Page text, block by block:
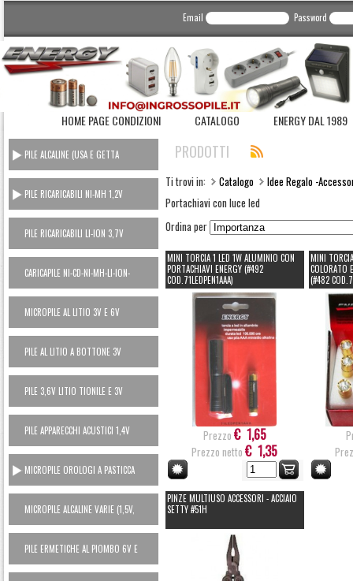
Email Password
HOME PAGE CONDIZIONI CATALOGO ENERGY DAL 1989
PILE ALCALINE (USA E GETTA
CONSUMER)
PILE RICARICABILI NI-MH 1,2V
PILE RICARICABILI LI-ION 3,7V
CARICAPILE NI-CD-NI-MH-LI-ION-
POWER BANK
MICROPILE AL LITIO 3V E 6V
PILE AL LITIO A BOTTONE 3V
PILE 3,6V LITIO TIONILE E 3V
LITIO MANGANESE (USA E GETTA)
PILE APPARECCHI ACUSTICI 1,4V
ZINCO ARIA
MICROPILE OROLOGI A PASTICCA
OSSIDO ARGENTO 1,5V
MICROPILE ALCALINE VARIE (1,5V,
6V, 12V)
PILE ERMETICHE AL PIOMBO 6V E
12V
PRODOTTI
Ti trovi in: Catalogo
Idee Regalo -
Portachiavi con luce led
Ordina per
MINI TORCIA 1 LED 1W ALUMINIO CON
PORTACHIAVI ENERGY (#492
COD.71LEDPEN1AAA)
Prezzo € 1,65
Prezzo netto € 1,35
MINI
COLORATO
(#482
PINZE MULTIUSO ACCESSORI - ACCIAIO
SETTY #51H